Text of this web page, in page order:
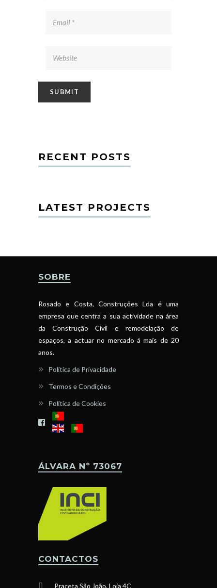
RECENT POSTS
LATEST PROJECTS
SOBRE
Rosado e Costa, Construções Lda é uma
empresa que centra a sua actividade na área
da Construção Civil e remodelação de
espaços, a actuar no mercado á mais de 20
anos.
Política de Privacidade
Termos e Condições
Política de Cookies
ÁLVARA Nº 73067
CONTACTOS
Praceta São João, Loja 4C